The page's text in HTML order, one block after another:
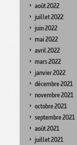
août 2022
juillet 2022
juin 2022
mai 2022
avril 2022
mars 2022
janvier 2022
décembre 2021
novembre 2021
octobre 2021
septembre 2021
août 2021
juillet 2021